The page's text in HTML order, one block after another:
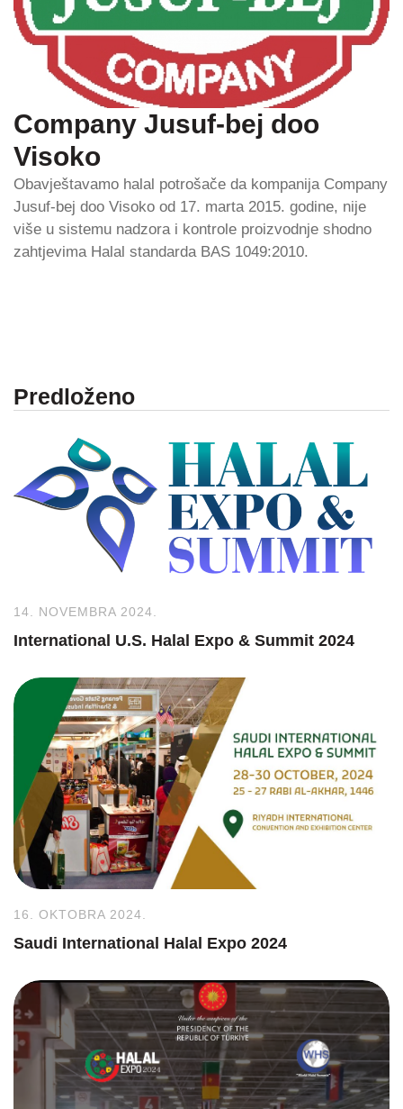
Company Jusuf-bej doo
Visoko
Obavještavamo halal potrošače da kompanija Company
Jusuf-bej doo Visoko od 17. marta 2015. godine, nije
više u sistemu nadzora i kontrole proizvodnje shodno
zahtjevima Halal standarda BAS 1049:2010.
Predloženo
14. NOVEMBRA 2024.
International U.S. Halal Expo & Summit 2024
16. OKTOBRA 2024.
Saudi International Halal Expo 2024